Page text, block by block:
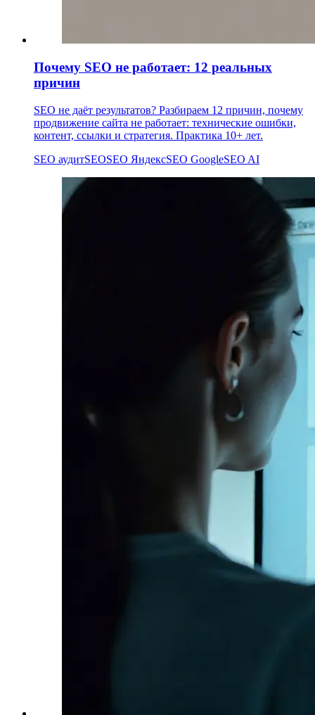
Почему SEO не работает: 12 реальных
причин
SEO не даёт результатов? Разбираем 12 причин, почему
продвижение сайта не работает: технические ошибки,
контент, ссылки и стратегия. Практика 10+ лет.
SEO аудитSEOSEO ЯндексSEO GoogleSEO AI